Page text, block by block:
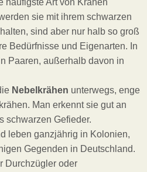
sie mit ihrem schwarzen
sind aber nur halb so groß
Bedürfnisse und Eigenarten. In
Paaren, außerhalb davon in
Nebelkrähen unterwegs, enge
Man erkennt sie gut an
schwarzen Gefieder.
leben ganzjährig in Kolonien,
Gegenden in Deutschland.
Durchzügler oder